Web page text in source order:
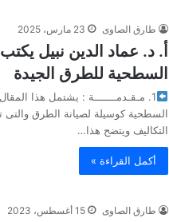
طارق الصاوى 23 مارس، 2025
أ. د. عماد الدين نبيل
السطحية للطرق الجيدة
1. مـقـدمـــــــة : يشتمل هذا
السطحية كوسيلة لصيانة الطرق
التكاليف ويتضح هذا…
أكمل القراءة »
طارق الصاوى 15 أغسطس، 2023